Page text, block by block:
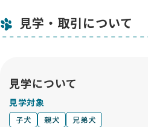
基準が明確で、ワンちゃんへのリ
ブリーダーさん紹介の一言一言に
ただ可愛い子犬を売るのではなく
真剣に考えてつないでくれるサー
まで大切に考えたい方に、ぜひ知
す。心から感謝しています🙏
見学・取引について
見学について
見学対象
子犬 親犬 兄弟犬